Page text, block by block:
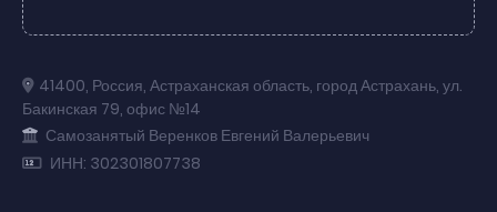
41400, Россия, Астраханская область, город Астрахань, ул.
Бакинская 79, офис №14
Самозанятый Веренков Евгений Валерьевич
ИНН: 302301807738